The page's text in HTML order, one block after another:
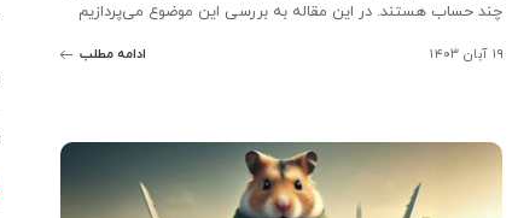
چند حساب هستند. در این مقاله به بررسی این موضوع می‌پردازیم
۱۹ آبان ۱۴۰۳ ادامه مطلب